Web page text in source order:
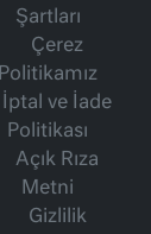
Şartları
Çerez
Politikamız
İptal ve İade
Politikası
Açık Rıza
Metni
Gizlilik